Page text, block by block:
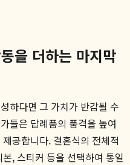
을 더하는 마지막
하다면 그 가치가 반감될 수
들은 답례품의 품격을 높여
공합니다. 결혼식의 전체적
, 스티커 등을 선택하여 통일